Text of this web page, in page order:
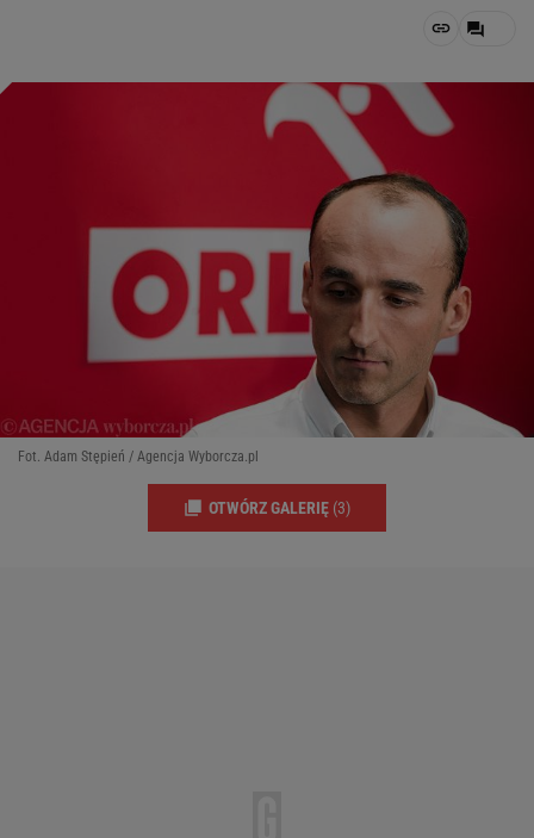
Fot. Adam Stępień / Agencja Wyborcza.pl
OTWÓRZ GALERIĘ (3)